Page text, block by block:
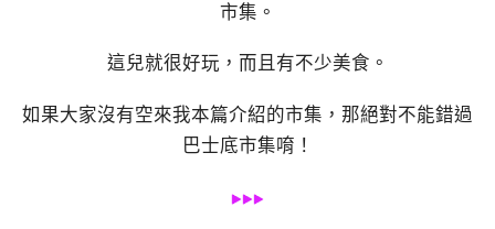
市集。
這兒就很好玩，而且有不少美食。
如果大家沒有空來我本篇介紹的市集，那絕對不能錯過
巴士底市集唷！